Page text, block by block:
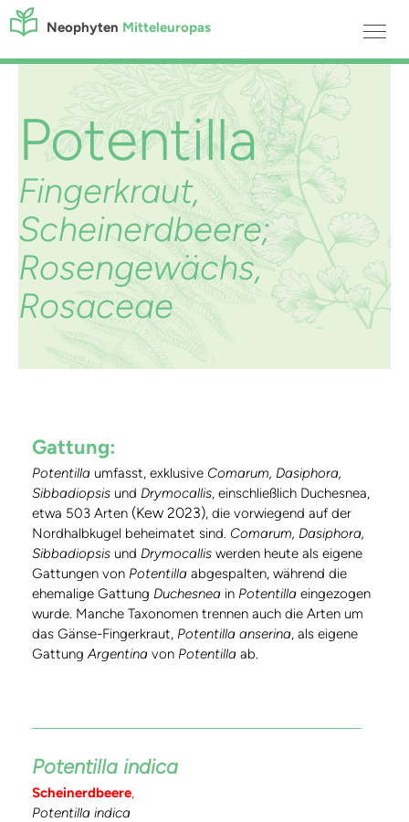
Neophyten Mitteleuropas
Potentilla
Fingerkraut,
Scheinerdbeere;
Rosengewächs,
Rosaceae
Gattung:
Potentilla umfasst, exklusive Comarum, Dasiphora,
Sibbadiopsis und Drymocallis, einschließlich Duchesnea,
etwa 503 Arten (Kew 2023), die vorwiegend auf der
Nordhalbkugel beheimatet sind. Comarum, Dasiphora,
Sibbadiopsis und Drymocallis werden heute als eigene
Gattungen von Potentilla abgespalten, während die
ehemalige Gattung Duchesnea in Potentilla eingezogen
wurde. Manche Taxonomen trennen auch die Arten um
das Gänse-Fingerkraut, Potentilla anserina, als eigene
GattungArgentina von Potentilla ab.
Potentilla indica
Scheinerdbeere,
Potentilla indica